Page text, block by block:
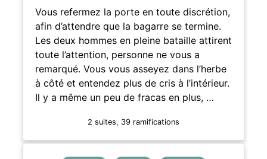
Vous refermez la porte en toute discrétion,
afin d’attendre que la bagarre se termine.
Les deux hommes en pleine bataille attirent
toute l’attention, personne ne vous a
remarqué. Vous vous asseyez dans l’herbe
à côté et entendez plus de cris à l’intérieur.
Il y a même un peu de fracas en plus, …
2 suites, 39 ramifications